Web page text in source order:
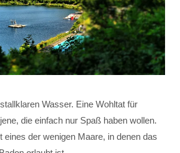
Wasser. Eine Wohltat für
die einfach nur Spaß haben wollen.
eines der wenigen Maare, in denen das